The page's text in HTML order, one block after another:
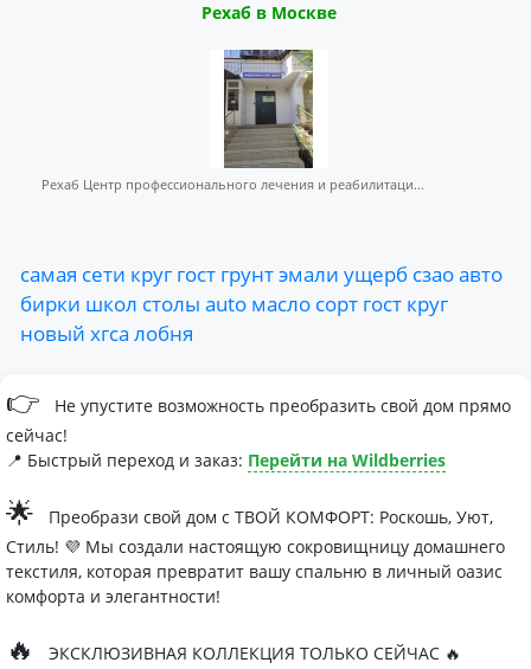
Рехаб в Москве
Рехаб Центр профессионального лечения и реабилитаци...
самая сети круг гост грунтэмали ущерб сзаоавто
бирки школ столы auto масло сорт гост круг
новый хгса лобня
👉
Не упустите возможность преобразить свой дом прямо
сейчас!
📍 Быстрый переход и заказ: Перейти на Wildberries
🌟
Преобрази свой дом с ТВОЙ КОМФОРТ: Роскошь, Уют,
Стиль! 💜 Мы создали настоящую сокровищницу домашнего
текстиля, которая превратит вашу спальню в личный оазис
комфорта и элегантности!
🔥 ЭКСКЛЮЗИВНАЯ КОЛЛЕКЦИЯ ТОЛЬКО СЕЙЧАС 🔥